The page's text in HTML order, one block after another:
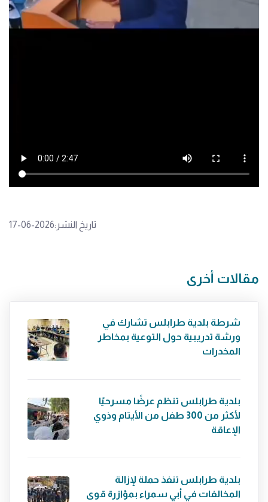
تاريخ النشر:2026-06-17
مقالات أخرى
شرطة بلدية طرابلس تشارك في
ورشة تدريبية حول التوعية بمخاطر
المخدرات
بلدية طرابلس تنظم عرضًا مسرحيًا
لأكثر من 300 طفل من الأيتام وذوي
الإعاقة
بلدية طرابلس تنفذ حملة لإزالة
المخالفات في أبي سمراء بمؤازرة قوى